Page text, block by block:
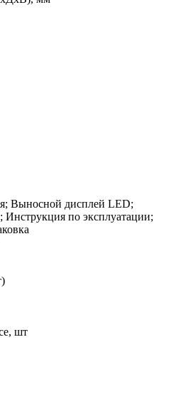
Выносной дисплей LED;
по эксплуатации;
шт